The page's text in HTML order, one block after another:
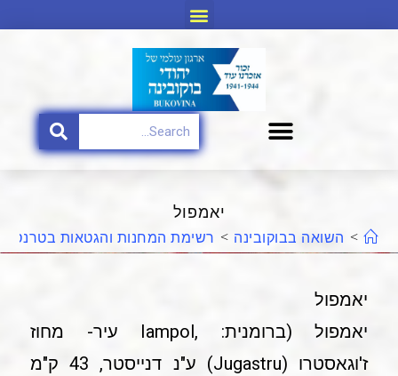
יאמפול
> השואה בבוקובינה > רשימת המחנות והגטאות
יאמפול
יאמפול (ברומנית: ,Iampol עיר- מחוז
ז'וגאסטרו (Jugastru) ע"נ דנייסטר, 43 ק"מ